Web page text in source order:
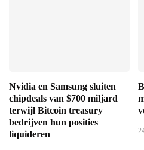
Nvidia en Samsung sluiten
chipdeals van $700 miljard
terwijl Bitcoin treasury
bedrijven hun posities
liquideren